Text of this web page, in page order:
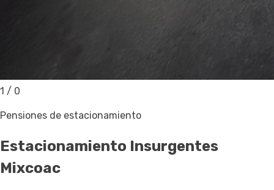
1 / 0
Pensiones de estacionamiento
Estacionamiento Insurgentes
Mixcoac